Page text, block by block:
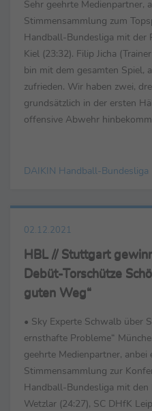
Sehr geehrte Medienpartner,
Stimmensammlung zum
Handball-Bundesliga mit der
Kiel (23:32). Filip Jicha
bin mit dem gesamten Spiel,
zufrieden. Wir haben zwei,
grundsätzlich in der ersten
offensive Abwehr
DAIKIN Handball-Bundesliga
02.12.2021
HBL // Stuttgart
Debüt-Torschütze
guten Weg“
• Sky Experte Schwalb über
ernsthafte Probleme“
geehrte Medienpartner, anbei
Stimmensammlung zur
Handball-Bundesliga mit den
Wetzlar (24:27), SC DHfK